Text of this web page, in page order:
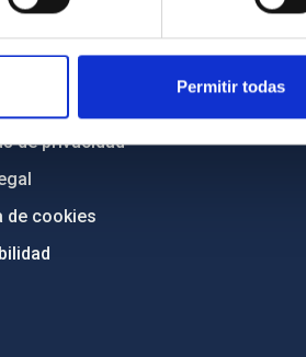
Permitir todas
IAC
de privacidad
de cookies